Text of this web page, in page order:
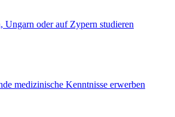
Ungarn oder auf Zypern studieren
medizinische Kenntnisse erwerben